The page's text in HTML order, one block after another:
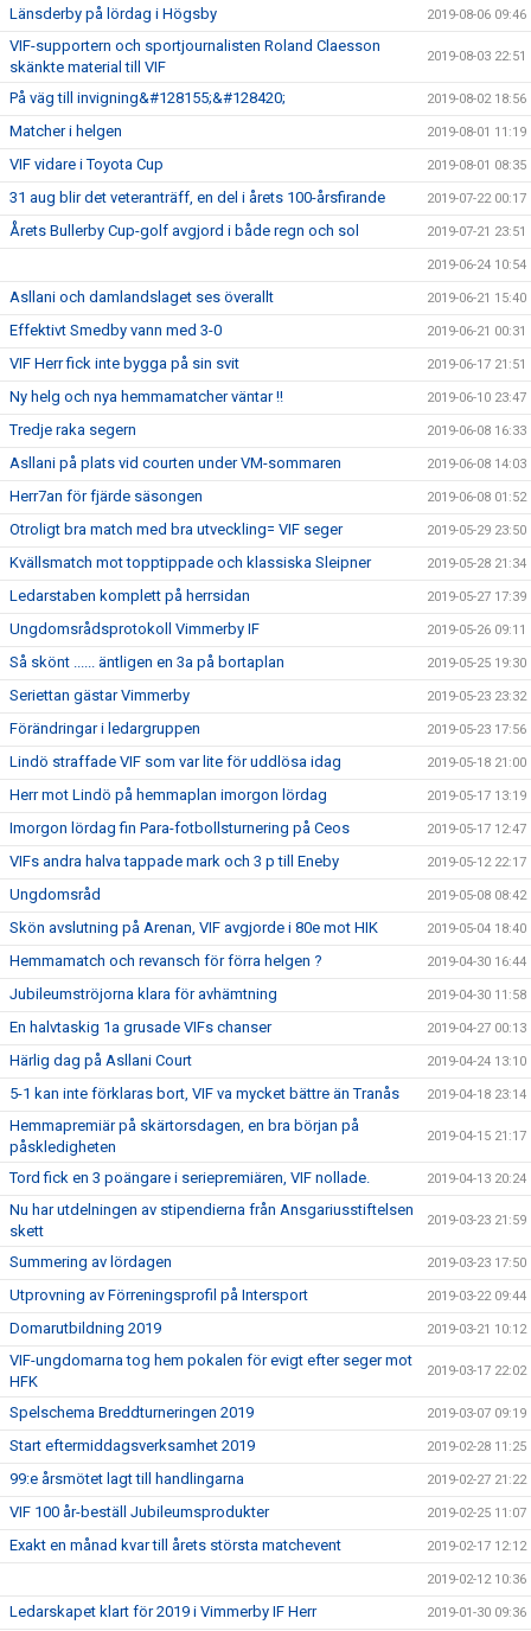
Länsderby på lördag i Högsby 2019-08-06 09:46
VIF-supportern och sportjournalisten Roland Claesson
skänkte material till VIF
2019-08-03 22:51
På väg till invigning&#128155;&#128420; 2019-08-02 18:56
Matcher i helgen 2019-08-01 11:19
VIF vidare i Toyota Cup 2019-08-01 08:35
31 aug blir det veteranträff, en del i årets 100-årsfirande 2019-07-22 00:17
Årets Bullerby Cup-golf avgjord i både regn och sol 2019-07-21 23:51
2019-06-24 10:54
Asllani och damlandslaget ses överallt 2019-06-21 15:40
Effektivt Smedby vann med 3-0 2019-06-21 00:31
VIF Herr fick inte bygga på sin svit 2019-06-17 21:51
Ny helg och nya hemmamatcher väntar !! 2019-06-10 23:47
Tredje raka segern 2019-06-08 16:33
Asllani på plats vid courten under VM-sommaren 2019-06-08 14:03
Herr7an för fjärde säsongen 2019-06-08 01:52
Otroligt bra match med bra utveckling= VIF seger 2019-05-29 23:50
Kvällsmatch mot topptippade och klassiska Sleipner 2019-05-28 21:34
Ledarstaben komplett på herrsidan 2019-05-27 17:39
Ungdomsrådsprotokoll Vimmerby IF 2019-05-26 09:11
Så skönt ...... äntligen en 3a på bortaplan 2019-05-25 19:30
Seriettan gästar Vimmerby 2019-05-23 23:32
Förändringar i ledargruppen 2019-05-23 17:56
Lindö straffade VIF som var lite för uddlösa idag 2019-05-18 21:00
Herr mot Lindö på hemmaplan imorgon lördag 2019-05-17 13:19
Imorgon lördag fin Para-fotbollsturnering på Ceos 2019-05-17 12:47
VIFs andra halva tappade mark och 3 p till Eneby 2019-05-12 22:17
Ungdomsråd 2019-05-08 08:42
Skön avslutning på Arenan, VIF avgjorde i 80e mot HIK 2019-05-04 18:40
Hemmamatch och revansch för förra helgen ? 2019-04-30 16:44
Jubileumströjorna klara för avhämtning 2019-04-30 11:58
En halvtaskig 1a grusade VIFs chanser 2019-04-27 00:13
Härlig dag på Asllani Court 2019-04-24 13:10
5-1 kan inte förklaras bort, VIF va mycket bättre än Tranås 2019-04-18 23:14
Hemmapremiär på skärtorsdagen, en bra början på
påskledigheten
2019-04-15 21:17
Tord fick en 3 poängare i seriepremiären, VIF nollade. 2019-04-13 20:24
Nu har utdelningen av stipendierna från Ansgariusstiftelsen
skett
2019-03-23 21:59
Summering av lördagen 2019-03-23 17:50
Utprovning av Förreningsprofil på Intersport 2019-03-22 09:44
Domarutbildning 2019 2019-03-21 10:12
VIF-ungdomarna tog hem pokalen för evigt efter seger mot
HFK
2019-03-17 22:02
Spelschema Breddturneringen 2019 2019-03-07 09:19
Start eftermiddagsverksamhet 2019 2019-02-28 11:25
99:e årsmötet lagt till handlingarna 2019-02-27 21:22
VIF 100 år-beställ Jubileumsprodukter 2019-02-25 11:07
Exakt en månad kvar till årets största matchevent 2019-02-17 12:12
2019-02-12 10:36
Ledarskapet klart för 2019 i Vimmerby IF Herr 2019-01-30 09:36